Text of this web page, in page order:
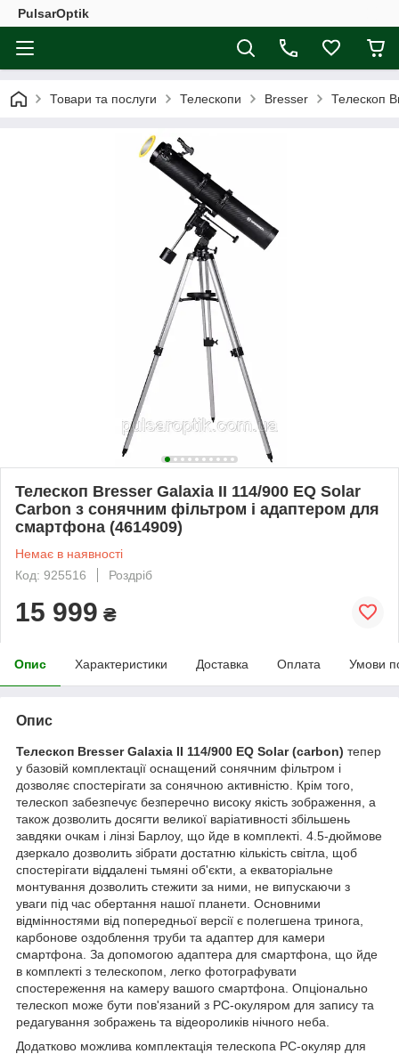
PulsarOptik
Товари та послуги Телескопи Bresser Телескоп
Телескоп Bresser Galaxia II 114/900 EQ Solar
Carbon з сонячним фільтром і адаптером для
смартфона (4614909)
Немає в наявності
Код: 925516
Роздріб
15 999 ₴
Опис Характеристики Доставка Оплата Умови
Опис
Телескоп Bresser Galaxia II 114/900 EQ Solar (carbon) тепер
у базовій комплектації оснащений сонячним фільтром і
дозволяє спостерігати за сонячною активністю. Крім того,
телескоп забезпечує безперечно високу якість зображення, а
також дозволить досягти великої варіативності збільшень
завдяки очкам і лінзі Барлоу, що йде в комплекті. 4.5-дюймове
дзеркало дозволить зібрати достатню кількість світла, щоб
спостерігати віддалені тьмяні об'єкти, а екваторіальне
монтування дозволить стежити за ними, не випускаючи з
уваги під час обертання нашої планети. Основними
відмінностями від попередньої версії є полегшена тринога,
карбонове оздоблення труби та адаптер для камери
смартфона. За допомогою адаптера для смартфона, що йде
в комплекті з телескопом, легко фотографувати
спостереження на камеру вашого смартфона. Опціонально
телескоп може бути пов'язаний з PC-окуляром для запису та
редагування зображень та відеороликів нічного неба.
Додатково можлива комплектація телескопа РС-окуляр для